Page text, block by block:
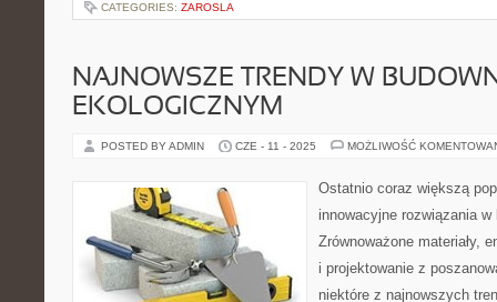
CATEGORIES: ZAROSLA
NAJNOWSZE TRENDY W
EKOLOGICZNYM
POSTED BY ADMIN CZE - 11 - 2025 MOŻLIWOŚĆ
Ostatnio coraz większą
innowacyjne rozwiązania
Zrównoważone materiały,
i projektowanie z
niektóre z najnowszych